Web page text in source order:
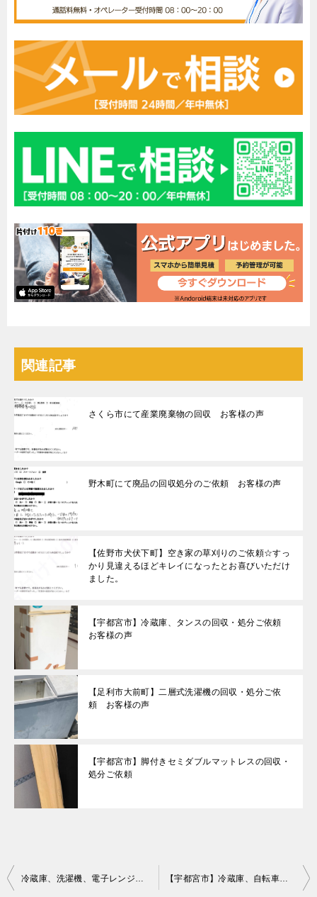
関連記事
さくら市にて産業廃棄物の回収 お客様の声
野木町にて廃品の回収処分のご依頼 お客様の声
【佐野市犬伏下町】空き家の草刈りのご依頼☆すっ
かり見違えるほどキレイになったとお喜びいただけ
ました。
【宇都宮市】冷蔵庫、タンスの回収・処分ご依頼
お客様の声
【足利市大前町】二層式洗濯機の回収・処分ご依
頼 お客様の声
【宇都宮市】脚付きセミダブルマットレスの回収・
処分ご依頼
投
冷蔵庫、洗濯機、電子レンジ、ベッドマットレス等の回収希望ご依頼 【宇都宮市】冷蔵庫、自転車、ベビーベッド、三輪車、食器類等の回収